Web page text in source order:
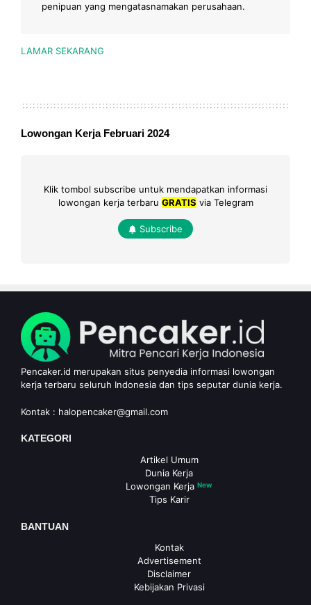
penipuan yang mengatasnamakan perusahaan.
LAMAR SEKARANG
Lowongan Kerja Februari 2024
Klik tombol subscribe untuk mendapatkan informasi
lowongan kerja terbaru GRATIS via Telegram
Subscribe
Pencaker.id merupakan situs penyedia informasi lowongan
kerja terbaru seluruh Indonesia dan tips seputar dunia kerja.
Kontak : halopencaker@gmail.com
KATEGORI
Artikel Umum
Dunia Kerja
Lowongan Kerja New
Tips Karir
BANTUAN
Kontak
Advertisement
Disclaimer
Kebijakan Privasi